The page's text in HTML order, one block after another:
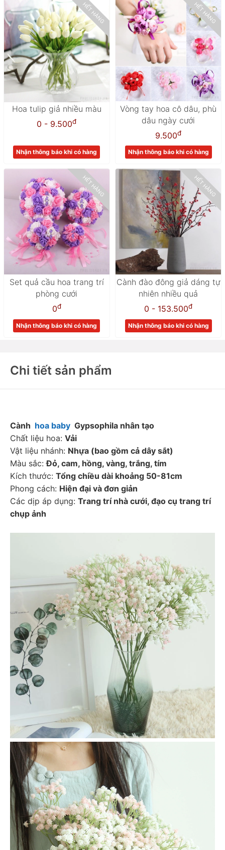
Hoa tulip giả nhiều màu
0 - 9.500đ
Nhận thông báo khi có hàng
HẾT HÀNG
Vòng tay hoa cô dâu, phù
dâu ngày cưới
9.500đ
Nhận thông báo khi có hàng
HẾT HÀNG
Set quả cầu hoa trang trí
phòng cưới
0đ
Nhận thông báo khi có hàng
HẾT HÀNG
Cành đào đông giả dáng tự
nhiên nhiều quả
0 - 153.500đ
Nhận thông báo khi có hàng
HẾT HÀNG
Chi tiết sản phẩm
Cành hoa baby
  Gypsophila nhân tạo
Chất liệu hoa: Vải
Vật liệu nhánh: Nhựa (bao gồm cả dây sắt)
Màu sắc: Đỏ, cam, hồng, vàng, trắng, tím
Kích thước: Tổng chiều dài khoảng 50-81cm
Phong cách: Hiện đại và đơn giản
Các dịp áp dụng: Trang trí nhà cưới, đạo cụ trang trí
chụp ảnh